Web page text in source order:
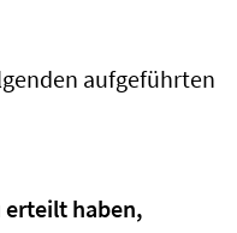
aufgeführten
erteilt haben,